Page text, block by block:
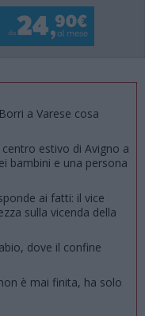
a Varese cosa
estivo di Avigno a
bambini e una persona
ai fatti: il vice
sulla vicenda della
dove il confine
è mai finita, ha solo